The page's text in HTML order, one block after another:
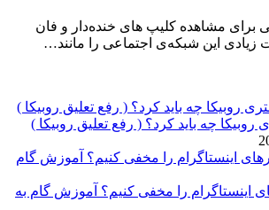
برای مشاهده کلیپ‌ های خنده‌دار و فان
این شبکه‌ی اجتماعی را مانند…
روبیکا چه باید کرد؟ ( رفع تعلیق روبیکا )
اینستاگرام را مخفی کنیم؟ آموزش گام به